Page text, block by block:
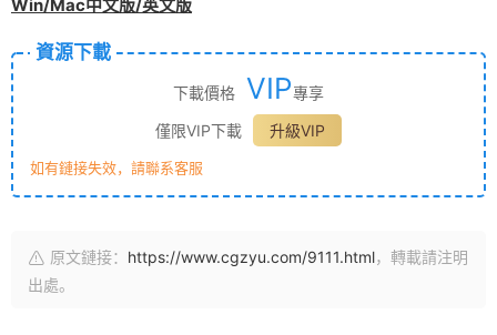
Win/Mac中文版/英文版
資源下載
下載價格 VIP專享
僅限VIP下載
升級VIP
如有鏈接失效，請聯系客服
原文鏈接： https://www.cgzyu.com/9111.html，轉載請注明
出處。